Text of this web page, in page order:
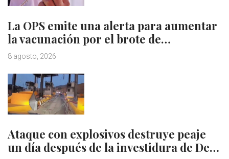
La OPS emite una alerta para aumentar
la vacunación por el brote de…
8 agosto, 2026
Ataque con explosivos destruye peaje
un día después de la investidura de De…